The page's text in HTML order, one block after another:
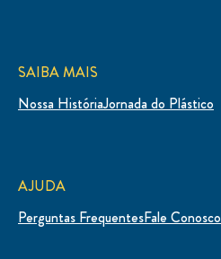
SAIBA MAIS
Nossa HistóriaJornada do Plástico
AJUDA
Perguntas FrequentesFale Conosco